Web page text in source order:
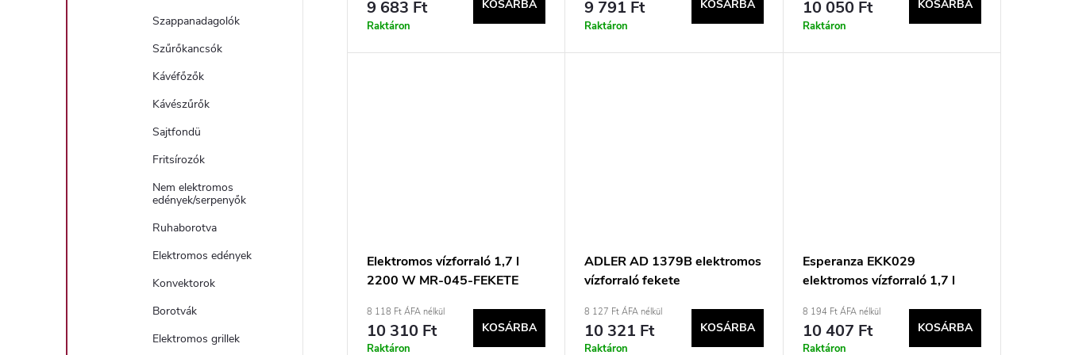
Szappanadagolók
Szűrőkancsók
Kávéfőzők
Kávészűrők
Sajtfondü
Fritsírozók
Nem elektromos
edények/serpenyők
Ruhaborotva
Elektromos edények
Konvektorok
Borotvák
Elektromos grillek
9 683 Ft
Raktáron
KOSÁRBA 9 791 Ft
Raktáron
KOSÁRBA 10 050 Ft
Raktáron
KOSÁRBA
Elektromos vízforraló 1,7 l
2200 W MR-045-FEKETE
8 118 Ft ÁFA nélkül
10 310 Ft
Raktáron
KOSÁRBA
ADLER AD 1379B elektromos
vízforraló fekete
8 127 Ft ÁFA nélkül
10 321 Ft
Raktáron
KOSÁRBA
Esperanza EKK029
elektromos vízforraló 1,7 l
8 194 Ft ÁFA nélkül
10 407 Ft
Raktáron
KOSÁRBA